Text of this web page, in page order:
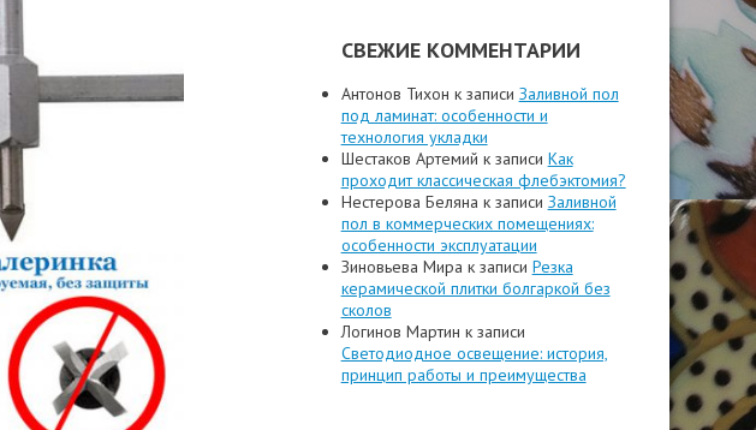
СВЕЖИЕ КОММЕНТАРИИ
Антонов Тихон к записи Заливной пол
под ламинат: особенности и
технология укладки
Шестаков Артемий к записи Как
проходит классическая флебэктомия?
Нестерова Беляна к записи Заливной
пол в коммерческих помещениях:
особенности эксплуатации
Зиновьева Мира к записи Резка
керамической плитки болгаркой без
сколов
Логинов Мартин к записи
Светодиодное освещение: история,
принцип работы и преимущества